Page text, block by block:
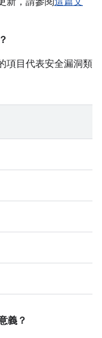
項目代表安全漏洞類
義？